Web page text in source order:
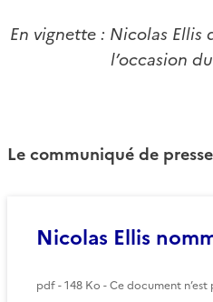
En vignette : Nicolas Ellis
l’occasion
Le communiqué de presse
Nicolas Ellis
pdf - 148 Ko - Ce document